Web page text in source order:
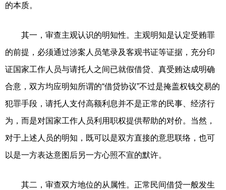
的本质。
其一，审查主观认识的明知性。主观明知是认定受贿罪
的前提，必须通过涉案人员笔录及客观书证等证据，充分印
证国家工作人员与请托人之间已就假借贷、真受贿达成明确
合意，双方均应明知所谓的“借贷协议”不过是掩盖权钱交易的
犯罪手段，请托人支付高额利息并不是正常的民事、经济行
为，而是对国家工作人员利用职权提供帮助的对价。当然，
对于上述人员的明知，既可以是双方直接的意思联络，也可
以是一方表达意图后另一方心照不宣的默许。
其二，审查双方地位的从属性。正常民间借贷一般发生